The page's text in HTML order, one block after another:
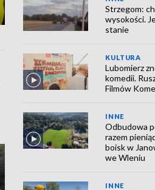
Strzegom:
wysokości.
stanie
KULTURA
Lubomierz
komedii.
Filmów
INNE
Odbudowa
razem
boisk w
we Wleniu
INNE